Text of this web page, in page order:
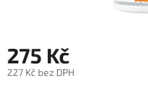
275 Kč
227 Kč bez DPH